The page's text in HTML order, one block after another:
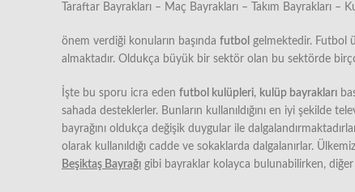
Taraftar Bayrakları – Maç Bayrakları – Takım Bayrakları
önem verdiği konuların başında futbol gelmektedir. Futbol
almaktadır. Oldukça büyük bir sektör olan bu sektörde
İşte bu sporu icra eden futbol kulüpleri, kulüp bayrakları
sahada desteklerler. Bunların kullanıldığını en iyi şekilde
bayrağını oldukça değişik duygular ile
olarak kullanıldığı cadde ve sokaklarda dalgalanırlar.
Beşiktaş Bayrağı gibi bayraklar kolayca bulunabilirken, diğer